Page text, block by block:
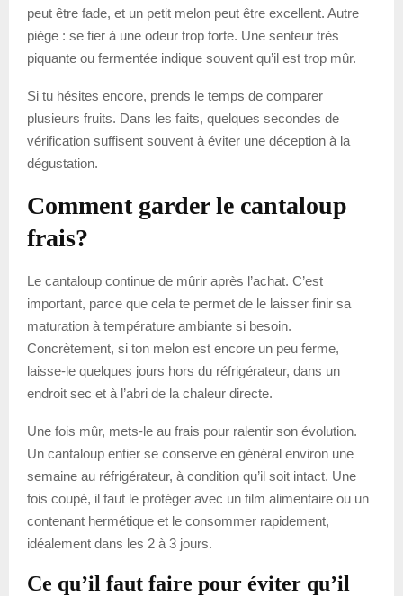
peut être fade, et un petit melon peut être excellent. Autre
piège : se fier à une odeur trop forte. Une senteur très
piquante ou fermentée indique souvent qu’il est trop mûr.
Si tu hésites encore, prends le temps de comparer
plusieurs fruits. Dans les faits, quelques secondes de
vérification suffisent souvent à éviter une déception à la
dégustation.
Comment garder le cantaloup
frais?
Le cantaloup continue de mûrir après l’achat. C’est
important, parce que cela te permet de le laisser finir sa
maturation à température ambiante si besoin.
Concrètement, si ton melon est encore un peu ferme,
laisse-le quelques jours hors du réfrigérateur, dans un
endroit sec et à l’abri de la chaleur directe.
Une fois mûr, mets-le au frais pour ralentir son évolution.
Un cantaloup entier se conserve en général environ une
semaine au réfrigérateur, à condition qu’il soit intact. Une
fois coupé, il faut le protéger avec un film alimentaire ou un
contenant hermétique et le consommer rapidement,
idéalement dans les 2 à 3 jours.
Ce qu’il faut faire pour éviter qu’il